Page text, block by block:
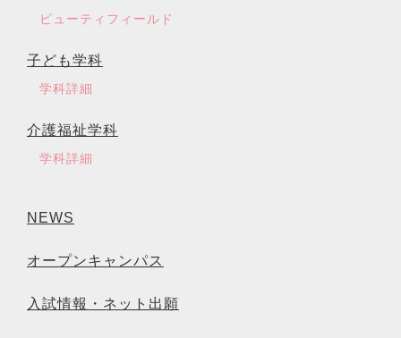
ビューティフィールド
子ども学科
学科詳細
介護福祉学科
学科詳細
NEWS
オープンキャンパス
入試情報・ネット出願